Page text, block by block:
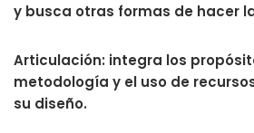
y busca otras formas de hacer
Articulación: integra los
metodología y el uso de
su diseño.